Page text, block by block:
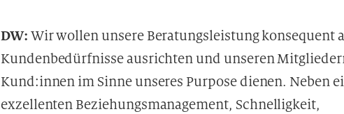
DW: Wir wollen unsere Beratungsleistung konsequent
Kundenbedürfnisse ausrichten und unseren
Kund:innen im Sinne unseres Purpose dienen. Neben
exzellenten Beziehungsmanagement, Schnelligkeit,